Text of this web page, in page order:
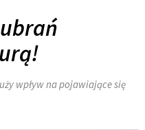
wpływ na pojawiające się